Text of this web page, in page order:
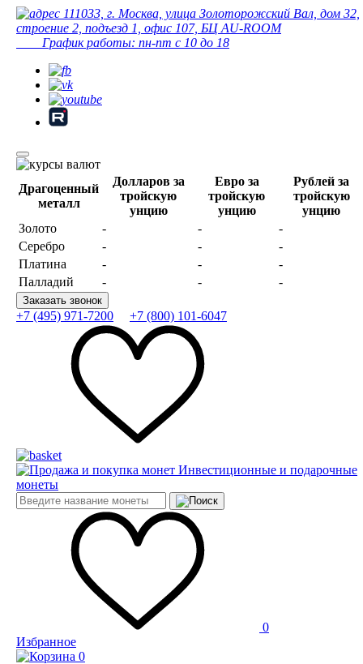
111033, г. Москва, улица Золоторожский Вал, дом 32,
строение 2, подъезд 1, офис 107, БЦ AU-ROOM
График работы: пн-пт с 10 до 18
Драгоценный
металл
Долларов за
тройскую
унцию
Евро за
тройскую
унцию
Рублей за
тройскую
унцию
Золото
- -
-
Серебро
- -
-
Платина
- -
-
Палладий
- - -
Заказать звонок
+7 (495) 971-7200 +7 (800) 101-6047
Инвестиционные и подарочные
монеты
0
Избранное
0